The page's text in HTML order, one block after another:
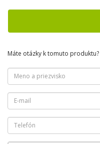
Máte otázky k tomuto produktu?